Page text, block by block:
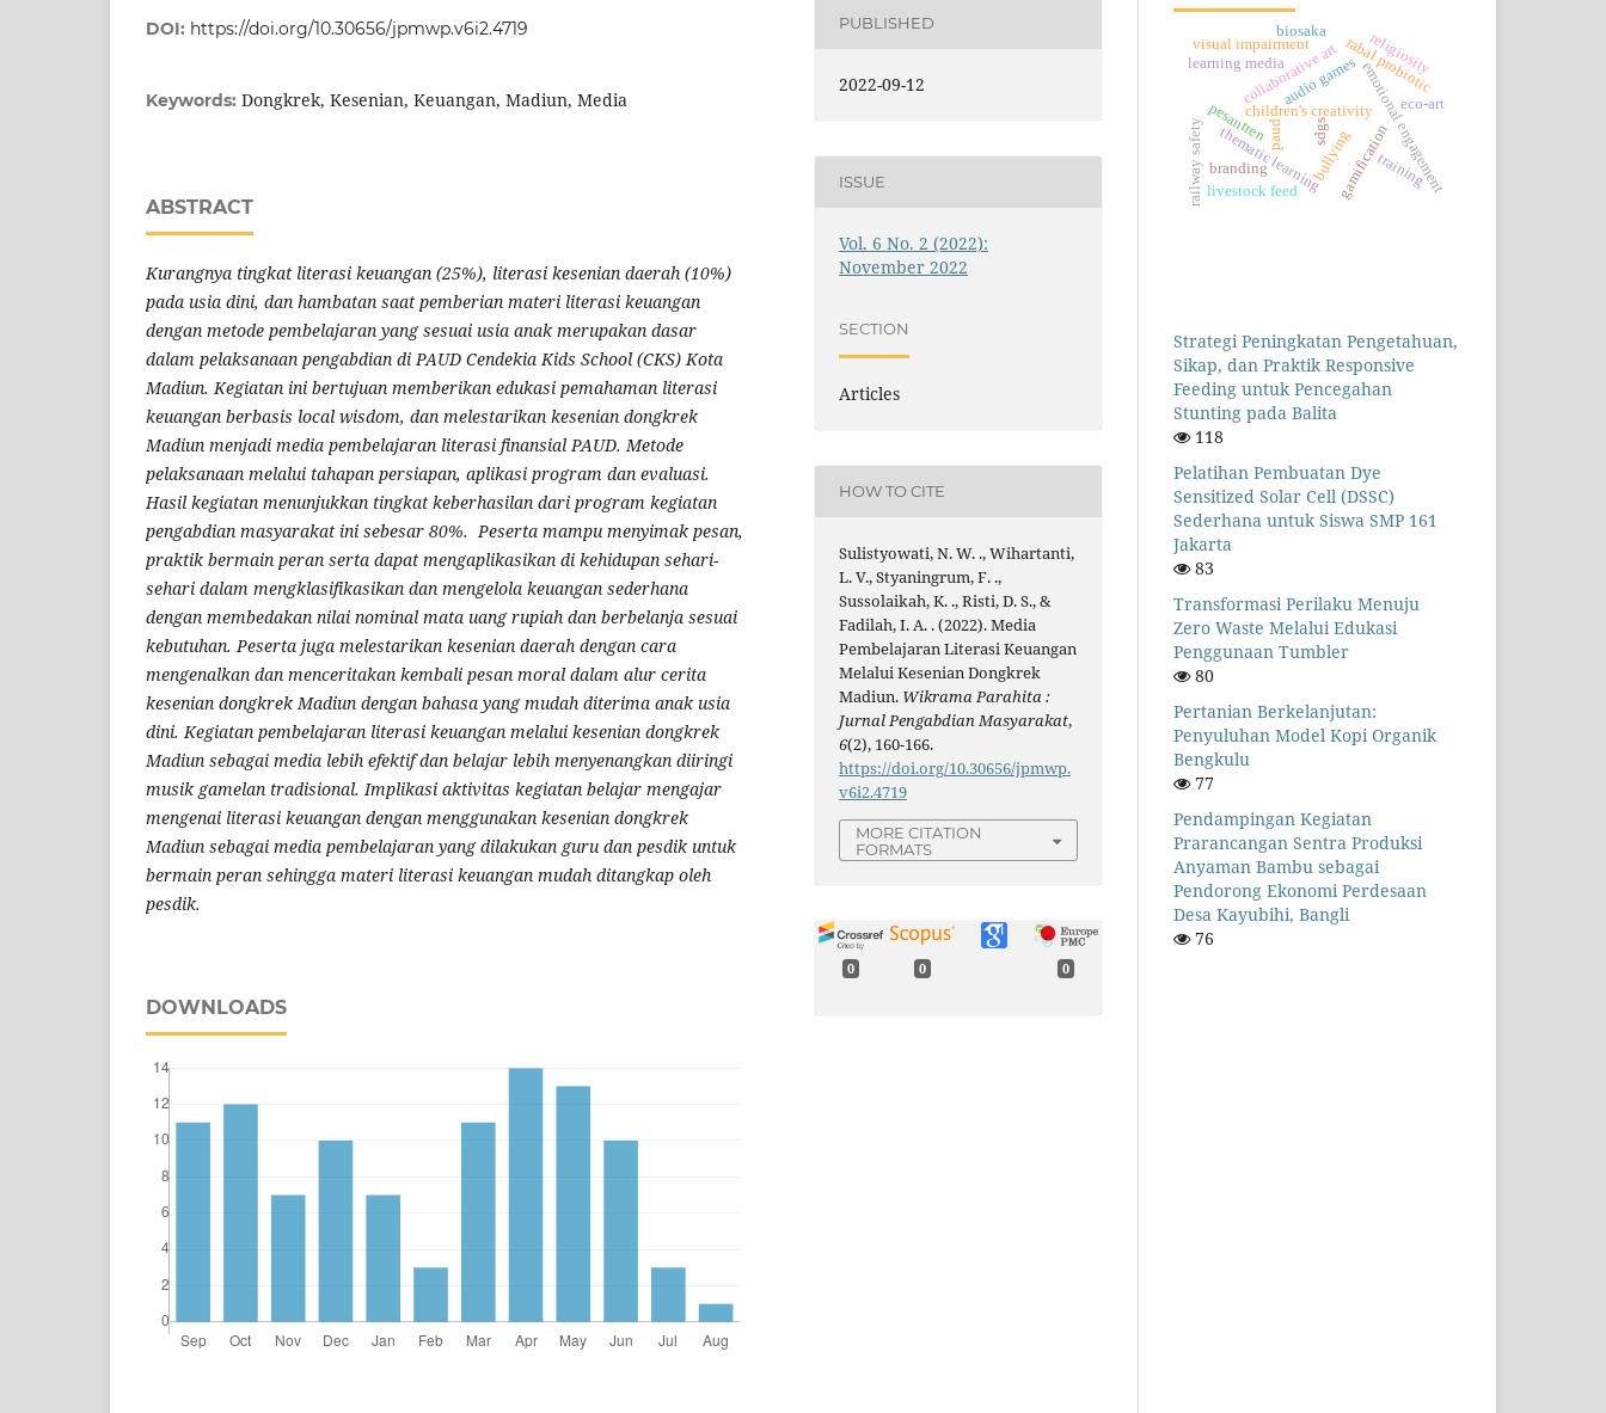
DOI: https://doi.org/10.30656/jpmwp.v6i2.4719
Keywords: Dongkrek, Kesenian, Keuangan, Madiun, Media
ABSTRACT
Kurangnya tingkat literasi keuangan (25%), literasi kesenian daerah (10%)
pada usia dini, dan hambatan saat pemberian materi literasi keuangan
dengan metode pembelajaran yang sesuai usia anak merupakan dasar
dalam pelaksanaan pengabdian di PAUD Cendekia Kids School (CKS) Kota
Madiun. Kegiatan ini bertujuan memberikan edukasi pemahaman literasi
keuangan berbasis local wisdom, dan melestarikan kesenian dongkrek
Madiun menjadi media pembelajaran literasi finansial PAUD. Metode
pelaksanaan melalui tahapan persiapan, aplikasi program dan evaluasi.
Hasil kegiatan menunjukkan tingkat keberhasilan dari program kegiatan
pengabdian masyarakat ini sebesar 80%. Peserta mampu menyimak pesan,
praktik bermain peran serta dapat mengaplikasikan di kehidupan sehari-
sehari dalam mengklasifikasikan dan mengelola keuangan sederhana
dengan membedakan nilai nominal mata uang rupiah dan berbelanja sesuai
kebutuhan. Peserta juga melestarikan kesenian daerah dengan cara
mengenalkan dan menceritakan kembali pesan moral dalam alur cerita
kesenian dongkrek Madiun dengan bahasa yang mudah diterima anak usia
dini. Kegiatan pembelajaran literasi keuangan melalui kesenian dongkrek
Madiun sebagai media lebih efektif dan belajar lebih menyenangkan diiringi
musik gamelan tradisional. Implikasi aktivitas kegiatan belajar mengajar
mengenai literasi keuangan dengan menggunakan kesenian dongkrek
Madiun sebagai media pembelajaran yang dilakukan guru dan pesdik untuk
bermain peran sehingga materi literasi keuangan mudah ditangkap oleh
pesdik.
DOWNLOADS
PUBLISHED
2022-09-12
ISSUE
Vol. 6 No. 2 (2022):
November 2022
SECTION
Articles
HOW TO CITE
Sulistyowati, N. W. ., Wihartanti,
L. V., Styaningrum, F. .,
Sussolaikah, K. ., Risti, D. S., &
Fadilah, I. A. . (2022). Media
Pembelajaran Literasi Keuangan
Melalui Kesenian Dongkrek
Madiun. Wikrama Parahita :
Jurnal Pengabdian Masyarakat,
6(2), 160-166.
https://doi.org/10.30656/jpmwp.
v6i2.4719
MORE CITATION
FORMATS
0 0 0
bullying
children's creativity
collaborative art emotional engagement
eco-art
learning media
paud
thematic learning
audio games
gamification
visual impairment
livestock feed
rabal probiotic
branding
pesantren
religiosity
railway safety training
sdgs
biosaka
Strategi Peningkatan Pengetahuan,
Sikap, dan Praktik Responsive
Feeding untuk Pencegahan
Stunting pada Balita
118
Pelatihan Pembuatan Dye
Sensitized Solar Cell (DSSC)
Sederhana untuk Siswa SMP 161
Jakarta
83
Transformasi Perilaku Menuju
Zero Waste Melalui Edukasi
Penggunaan Tumbler
80
Pertanian Berkelanjutan:
Penyuluhan Model Kopi Organik
Bengkulu
77
Pendampingan Kegiatan
Prarancangan Sentra Produksi
Anyaman Bambu sebagai
Pendorong Ekonomi Perdesaan
Desa Kayubihi, Bangli
76